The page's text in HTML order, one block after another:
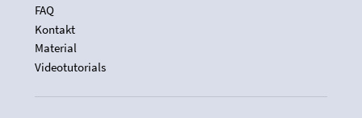
FAQ
Kontakt
Material
Videotutorials